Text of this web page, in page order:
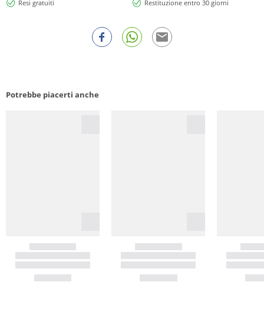
Resi gratuiti Restituzione entro 30 giorni
Potrebbe piacerti anche